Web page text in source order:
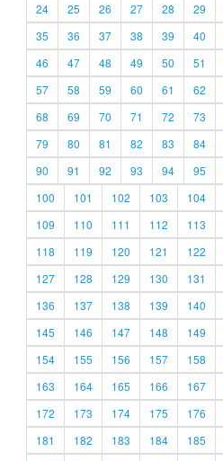
24
25 26 27 28 29
35
36 37 38 39 40
46
47 48 49 50 51
57
58 59 60 61 62
68
69 70 71 72 73
79
80 81 82 83 84
90
91 92 93 94 95
100
101 102 103 104
109
110 111 112 113
118
119 120 121 122
127
128 129 130 131
136
137 138 139 140
145
146 147 148 149
154
155 156 157 158
163
164 165 166 167
172
173 174 175 176
181
182 183 184 185